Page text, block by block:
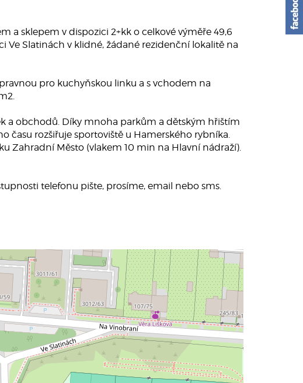
a sklepem v dispozici 2+kk o celkové výměře 49,6
Ve Slatinách v klidné, žádané rezidenční lokalitě na
pro kuchyňskou linku a s vchodem na
a obchodů. Díky mnoha parkům a dětským hřištím
času rozšiřuje sportoviště u Hamerského rybníka.
Zahradní Město (vlakem 10 min na Hlavní nádraží).
telefonu pište, prosíme, email nebo sms.